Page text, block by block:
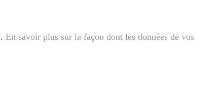
En savoir plus sur la façon dont les données de vos